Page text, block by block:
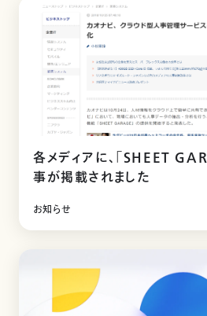
各メディアに、「SHEET
事が掲載されました
お知らせ